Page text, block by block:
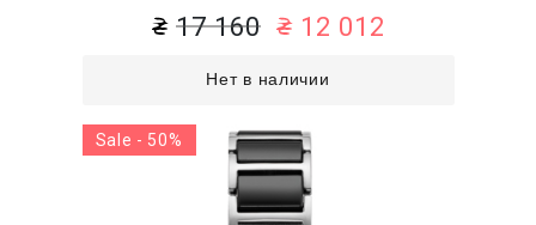
17 160 12 012
Нет в наличии
Sale - 50%